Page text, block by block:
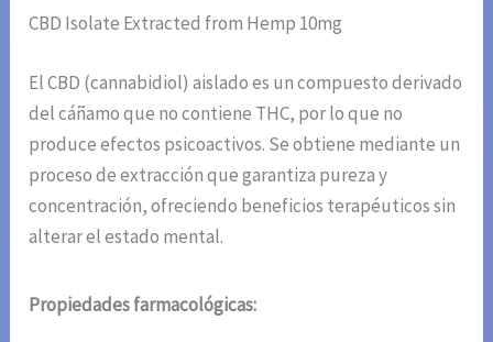
CBD Isolate Extracted from Hemp 10mg
El CBD (cannabidiol) aislado es un compuesto derivado
del cáñamo que no contiene THC, por lo que no
produce efectos psicoactivos. Se obtiene mediante un
proceso de extracción que garantiza pureza y
concentración, ofreciendo beneficios terapéuticos sin
alterar el estado mental.
Propiedades farmacológicas: